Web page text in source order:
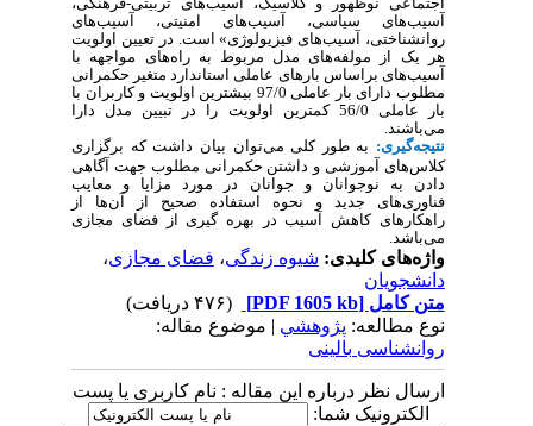
آسیب‌های سیاسی، آسیب‌های امنیتی، آسیب‌های
روانشناختی، آسیب‌های فیزیولوژی » است.در تعیین اولویت
هر یک از مولفه‌های مدل مربوط بهراه‌های مواجهه با
آسیب‌های براساس بارهای عاملی استاندارد متغیر حکمرانی
مطلوب دارای بار عاملی 97/0 بیشترین اولویت و کاربران با
بار عاملی 56/0 کمترین اولویت را در تبیین مدل دارا
می‌باشند.
نتیجه‌گیری: به طور کلی می‌توان بیان داشت که برگزاری
کلاس‌های آموزشی و داشتن حکمرانی مطلوب جهت آگاهی
دادن به نوجوانان و جوانان در مورد مزایا و معایب
فناوری‌های جدید و نحوه استفاده صحیح از آن‌ها از
راهکارهای کاهش آسیب در بهره گیری از فضای مجازی
می‌باشد.
واژه‌های کلیدی:شیوه زندگی،فضای مجازی،
دانشجویان
متن کامل[PDF 1605 kb]
نوع مطالعه:پژوهشي| موضوع مقاله:
روانشناسی بالینی
ارسال نظر درباره این مقاله : نام کاربری یا پست
الکترونیک شما: